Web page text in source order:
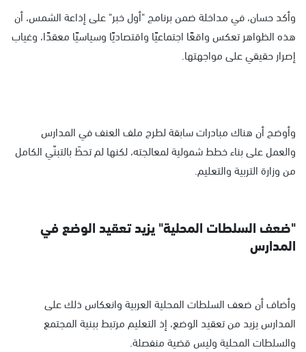
وأكد حسان، في مداخلة ضمن برنامج "أول خبر" على إذاعة الشمس، أن
هذه الظواهر تعكس واقعًا اجتماعيًا واقتصاديًا وسياسيًا معقدًا، وغياب
إصرار حقيقي على مواجهتها.
وأوضح أن هناك مبادرات سابقة لطرح ملف العنف في المدارس
والعمل على بناء خطط شمولية لمعالجته، لكنها لم تحظَ بالتبنّي الكامل
من وزارة التربية والتعليم.
"ضعف السلطات المحلية" يزيد تعقيد الوضع في
المدارس
وأضاف أن ضعف السلطات المحلية العربية وانعكاس ذلك على
المدارس يزيد من تعقيد الوضع، إذ التعليم مرتبط ببنية المجتمع
والسلطات المحلية وليس قضية منفصلة.